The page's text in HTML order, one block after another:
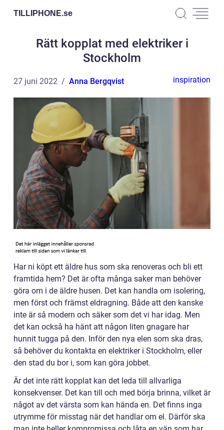
TILLIPHONE.se
Rätt kopplat med elektriker i
Stockholm
27 juni 2022 Anna Bergqvist inspiration
Har ni köpt ett äldre hus som ska renoveras och bli ett
framtida hem? Det är ofta många saker man behöver
göra om i de äldre husen. Det kan handla om isolering,
men först och främst eldragning. Både att den kanske
inte är så modern och säker som det vi har idag. Men
det kan också ha hänt att någon liten gnagare har
hunnit tugga på den. Inför den nya elen som ska dras,
så behöver du kontakta en elektriker i Stockholm, eller
den stad du bor i, som kan göra jobbet.
Är det inte rätt kopplat kan det leda till allvarliga
konsekvenser. Det kan till och med börja brinna, vilket är
något av det värsta som kan hända en. Det finns inga
utrymme för misstag när det handlar om el. Därför ska